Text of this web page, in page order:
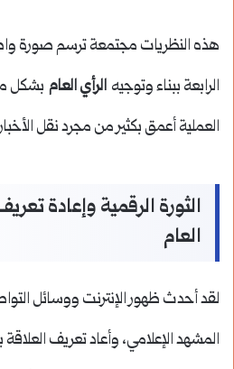
هذه النظريات مجتمعة ترسم صورة
الرابعة ببناء وتوجيه الرأي العام بشكل
العملية أعمق بكثير من مجرد نقل
الثورة الرقمية وإعادة
العام
لقد أحدث ظهور الإنترنت ووسائل
المشهد الإعلامي، وأعاد تعريف